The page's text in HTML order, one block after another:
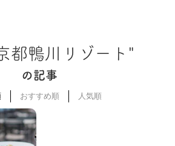
都鴨川リゾート"
の記事
おすすめ順 人気順